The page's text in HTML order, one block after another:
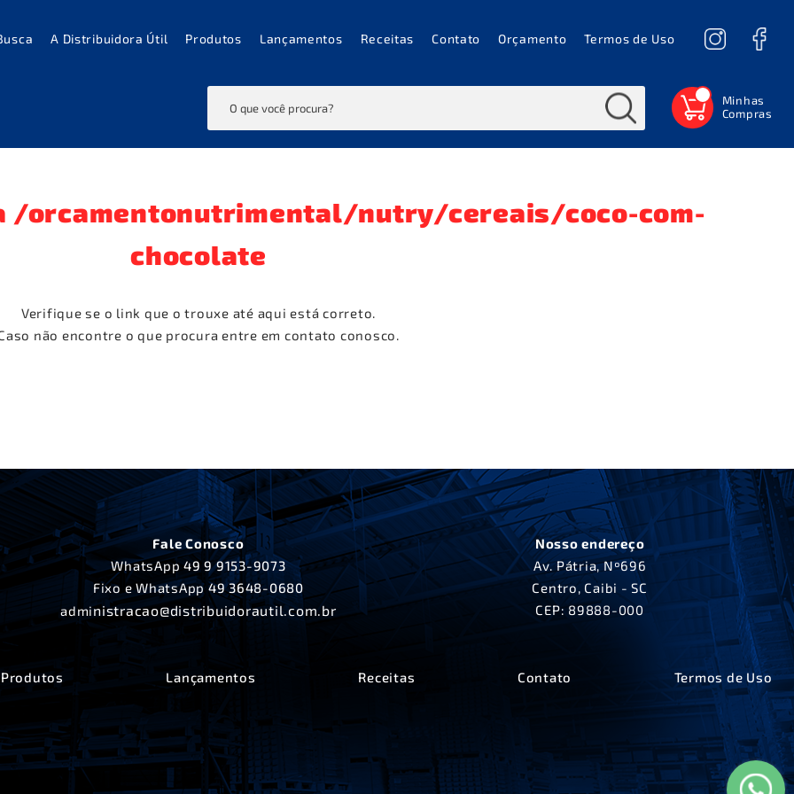
A Distribuidora Útil Produtos Lançamentos Receitas Contato Orçamento Termos de Uso
/orcamentonutrimental/nutry/cereais/coco-com-
chocolate
Verifique se o link que o trouxe até aqui está correto.
não encontre o que procura entre em contato conosco.
Fale Conosco
WhatsApp49 9 9153-9073
Fixo e WhatsApp49 3648-0680
administracao@distribuidorautil.com.br
Nosso endereço
Av. Pátria, Nº696
Centro, Caibi - SC
CEP: 89888-000
Produtos Lançamentos Receitas Contato Termos de Uso